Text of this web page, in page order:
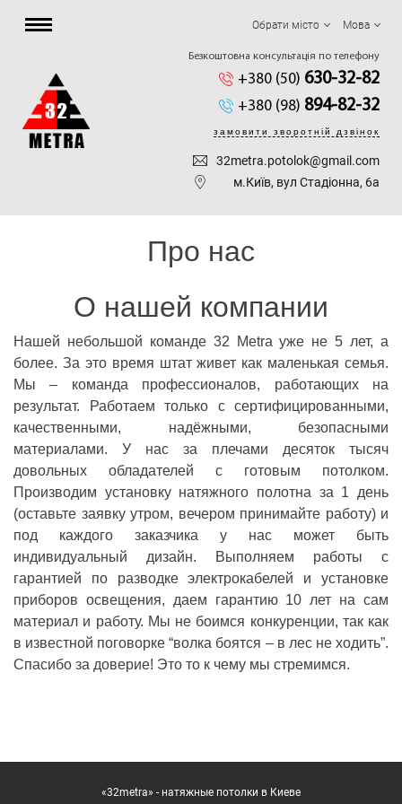
Обрати місто Мова
Безкоштовна консультація по телефону
+380 (50) 630-32-82
+380 (98) 894-82-32
замовити зворотній дзвінок
32metra.potolok@gmail.com
м.Київ, вул Стадіонна, 6а
Про нас
О нашей компании
Нашей небольшой команде 32 Metra уже не 5 лет, а
более. За это время штат живет как маленькая семья.
Мы – команда профессионалов, работающих на
результат. Работаем только с сертифицированными,
качественными, надёжными, безопасными
материалами. У нас за плечами десяток тысяч
довольных обладателей с готовым потолком.
Производим установку натяжного полотна за 1 день
(оставьте заявку утром, вечером принимайте работу) и
под каждого заказчика у нас может быть
индивидуальный дизайн. Выполняем работы с
гарантией по разводке электрокабелей и установке
приборов освещения, даем гарантию 10 лет на сам
материал и работу. Мы не боимся конкуренции, так как
в известной поговорке “волка боятся – в лес не ходить”.
Спасибо за доверие! Это то к чему мы стремимся.
«32metra» - натяжные потолки в Киеве